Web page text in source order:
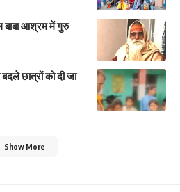
बाबा आश्रम में गुरु
छात्रों को दी जा
Show More